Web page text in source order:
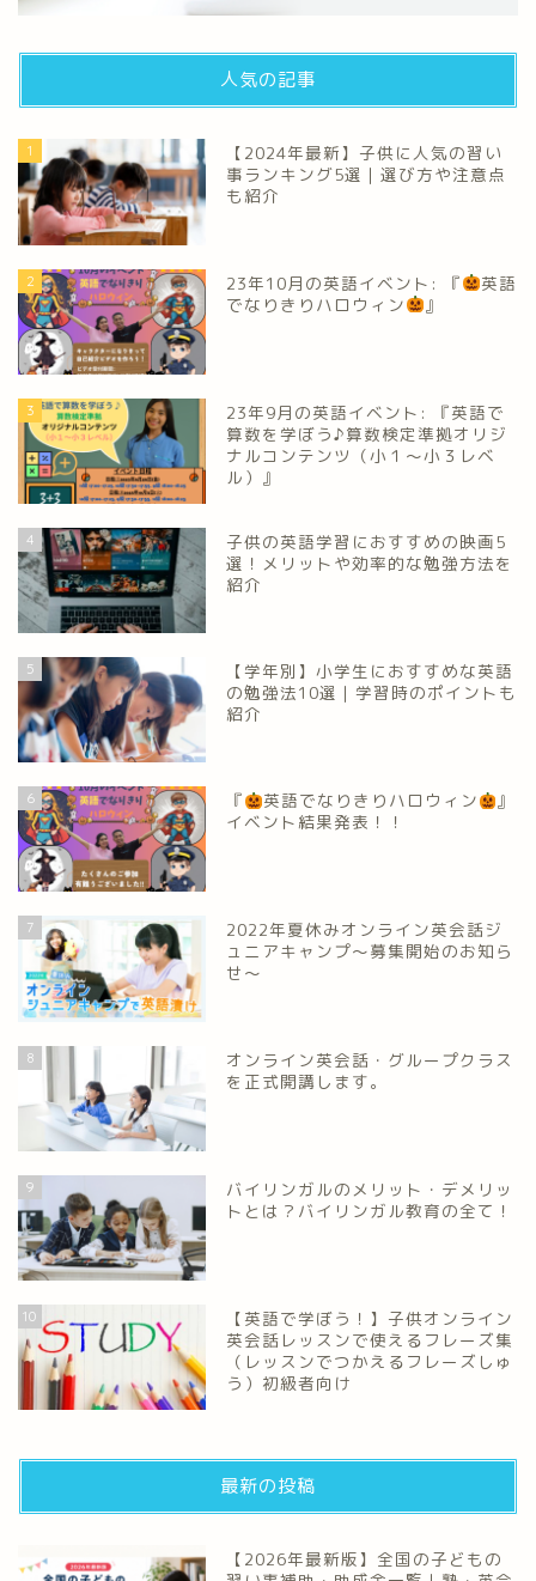
人気の記事
1
【2024年最新】子供に人気の習い
事ランキング5選｜選び方や注意点
も紹介
2 23年10月の英語イベント: 『
英語
でなりきりハロウィン
』
3
23年9月の英語イベント: 『英語で
算数を学ぼう♪算数検定準拠オリジ
ナルコンテンツ（小１～小３レベ
ル）』
4
子供の英語学習におすすめの映画5
選！メリットや効率的な勉強方法を
紹介
5
【学年別】小学生におすすめな英語
の勉強法10選｜学習時のポイントも
紹介
6 『 英語でなりきりハロウィン
』
イベント結果発表！！
7
2022年夏休みオンライン英会話ジ
ュニアキャンプ～募集開始のお知ら
せ～
8
オンライン英会話・グループクラス
を正式開講します。
9
バイリンガルのメリット・デメリッ
トとは？バイリンガル教育の全て！
10
【英語で学ぼう！】子供オンライン
英会話レッスンで使えるフレーズ集
（レッスンでつかえるフレーズしゅ
う）初級者向け
最新の投稿
【2026年最新版】全国の子どもの